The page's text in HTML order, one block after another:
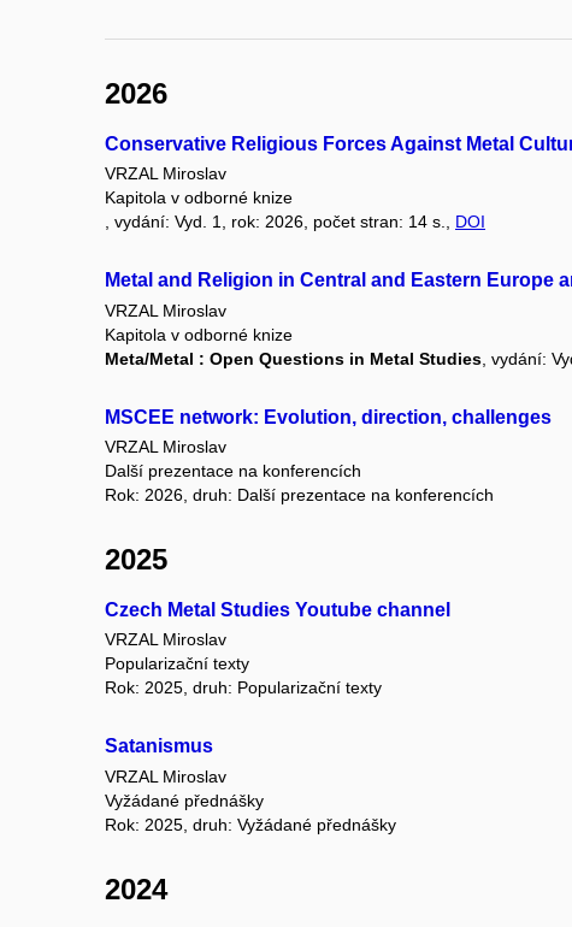
2026
Conservative Religious Forces Against Metal
VRZAL Miroslav
Kapitola v odborné knize
, vydání: Vyd. 1, rok: 2026, počet stran: 14 s., DOI
Metal and Religion in Central and Eastern Europe
VRZAL Miroslav
Kapitola v odborné knize
Meta/Metal : Open Questions in Metal Studies , vydání:
MSCEE network: Evolution, direction, challenges
VRZAL Miroslav
Další prezentace na konferencích
Rok: 2026, druh: Další prezentace na konferencích
2025
Czech Metal Studies Youtube channel
VRZAL Miroslav
Popularizační texty
Rok: 2025, druh: Popularizační texty
Satanismus
VRZAL Miroslav
Vyžádané přednášky
Rok: 2025, druh: Vyžádané přednášky
2024